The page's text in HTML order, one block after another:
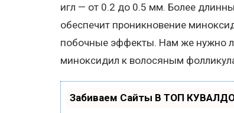
игл — от 0.2 до 0.5 мм. Более
обеспечит проникновение
побочные эффекты. Нам же нужно
миноксидил к волосяным
Забиваем Сайты В ТОП